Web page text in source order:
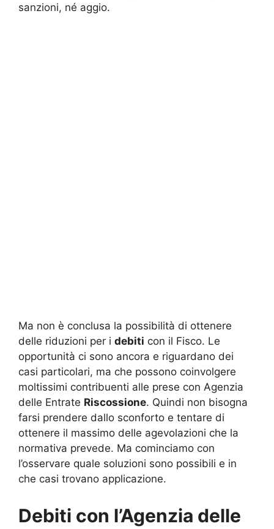
sanzioni, né aggio.
Ma non è conclusa la possibilità di ottenere
delle riduzioni per i debiti con il Fisco. Le
opportunità ci sono ancora e riguardano dei
casi particolari, ma che possono coinvolgere
moltissimi contribuenti alle prese con Agenzia
delle Entrate Riscossione. Quindi non bisogna
farsi prendere dallo sconforto e tentare di
ottenere il massimo delle agevolazioni che la
normativa prevede. Ma cominciamo con
l’osservare quale soluzioni sono possibili e in
che casi trovano applicazione.
Debiti con l’Agenzia delle